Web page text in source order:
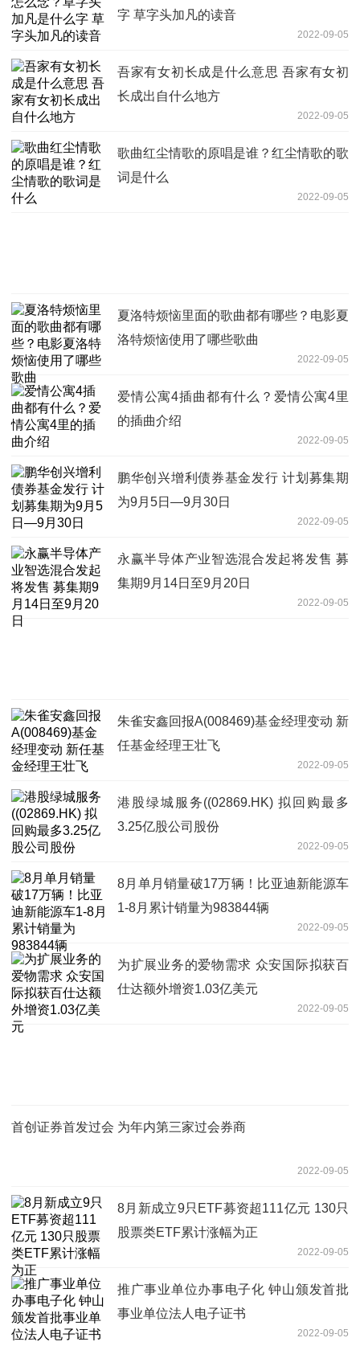
字 草字头加凡的读音
2022-09-05
吾家有女初长成是什么意思 吾家有女初
长成出自什么地方
2022-09-05
歌曲红尘情歌的原唱是谁？红尘情歌的歌
词是什么
2022-09-05
夏洛特烦恼里面的歌曲都有哪些？电影夏
洛特烦恼使用了哪些歌曲
2022-09-05
爱情公寓4插曲都有什么？爱情公寓4里
的插曲介绍
2022-09-05
鹏华创兴增利债券基金发行 计划募集期
为9月5日—9月30日
2022-09-05
永赢半导体产业智选混合发起将发售 募
集期9月14日至9月20日
2022-09-05
朱雀安鑫回报A(008469)基金经理变动 新
任基金经理王壮飞
2022-09-05
港股绿城服务((02869.HK) 拟回购最多
3.25亿股公司股份
2022-09-05
8月单月销量破17万辆！比亚迪新能源车
1-8月累计销量为983844辆
2022-09-05
为扩展业务的爱物需求 众安国际拟获百
仕达额外增资1.03亿美元
2022-09-05
首创证券首发过会 为年内第三家过会券商
2022-09-05
8月新成立9只ETF募资超111亿元 130只
股票类ETF累计涨幅为正
2022-09-05
推广事业单位办事电子化 钟山颁发首批
事业单位法人电子证书
2022-09-05